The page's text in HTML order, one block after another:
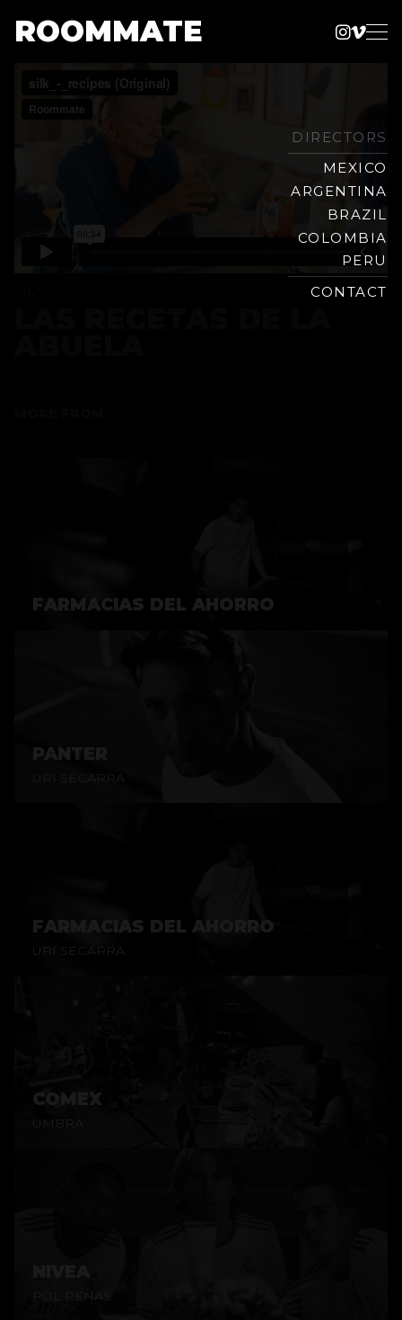
content
ROOMMATE
Company
DIRECTORS
MEXICO
ARGENTINA
BRAZIL
COLOMBIA
PERU
CONTACT
FARMACIAS DEL AHORRO
PANTER
URI SEGARRA
FARMACIAS DEL AHORRO
URI SEGARRA
COMEX
UMBRA